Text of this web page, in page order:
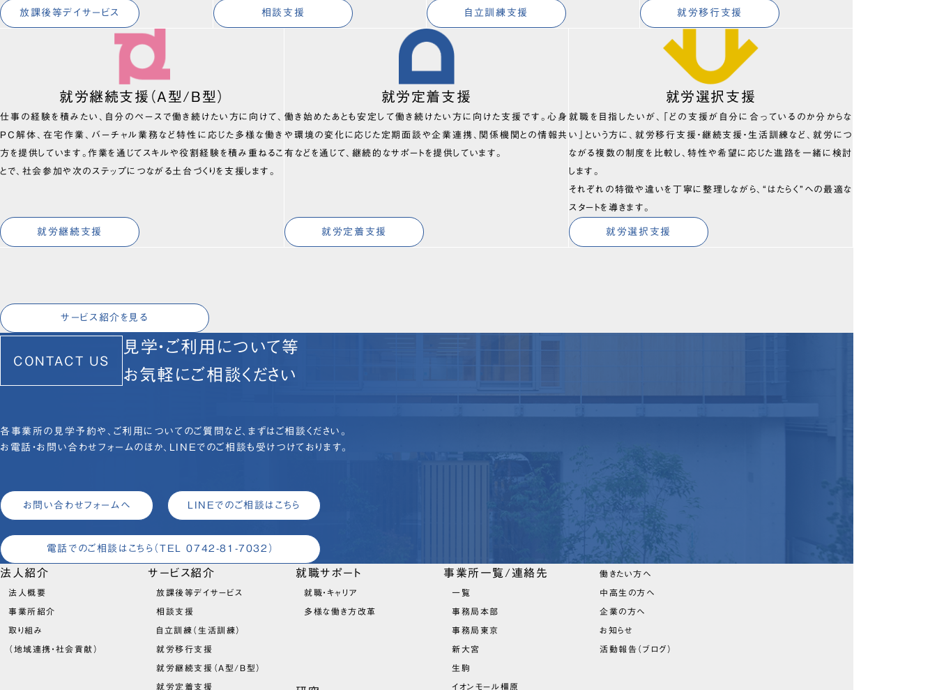
放課後等デイサービス 相談支援 自立訓練支援 就労移行支援
就労継続支援（A型/B型）
仕事の経験を積みたい、自分のペースで働き続けたい方に向けて、
PC解体、在宅作業、バーチャル業務など特性に応じた多様な働き
方を提供しています。作業を通じてスキルや役割経験を積み重ねるこ
とで、社会参加や次のステップにつながる土台づくりを支援します。
就労継続支援
就労定着支援
働き始めたあとも安定して働き続けたい方に向けた支援です。心身
や環境の変化に応じた定期面談や企業連携、関係機関との情報共
有などを通じて、継続的なサポートを提供しています。
就労定着支援
就労選択支援
就職を目指したいが、「どの支援が自分に合っているのか分からな
い」という方に、就労移行支援・継続支援・生活訓練など、就労につ
ながる複数の制度を比較し、特性や希望に応じた進路を一緒に検討
します。
それぞれの特徴や違いを丁寧に整理しながら、“はたらく”への最適な
スタートを導きます。
就労選択支援
サービス紹介を見る
CONTACT US
見学・ご利用について等
お気軽にご相談ください
各事業所の見学予約や、ご利用についてのご質問など、まずはご相談ください。
お電話・お問い合わせフォームのほか、LINEでのご相談も受けつけております。
お問い合わせフォームへ LINEでのご相談はこちら
電話でのご相談はこちら （TEL 0742-81-7032）
法人紹介
法人概要
事業所紹介
取り組み
（地域連携・社会貢献）
サービス紹介
放課後等デイサービス
相談支援
自立訓練（生活訓練）
就労移行支援
就労継続支援（A型/B型）
就労定着支援
就職サポート
就職・キャリア
多様な働き方改革
事業所一覧/連絡先
一覧
事務局本部
事務局東京
新大宮
生駒
イオンモール橿原
働きたい方へ
中高生の方へ
企業の方へ
お知らせ
活動報告（ブログ）